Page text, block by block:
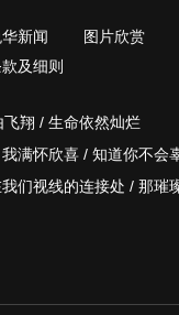
新闻 图片欣赏
及细则
翔 / 生命依然灿烂
满怀欣喜 / 知道你不会
们视线的连接处 / 那璀